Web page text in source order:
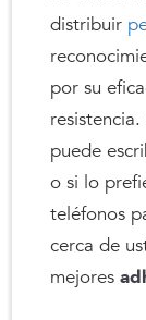
distribuir
por su
puede
o si lo
teléfonos
cerca de
mejores